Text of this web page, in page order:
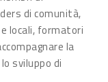
di comunità,
locali, formatori
la
sviluppo di